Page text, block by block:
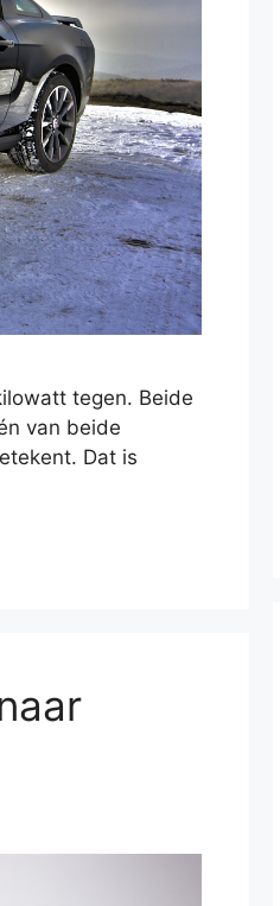
tegen. Beide
van beide
Dat is